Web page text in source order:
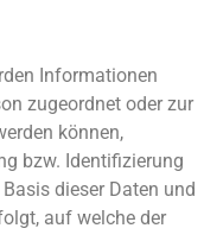
Informationen
zugeordnet oder zur
können,
bzw. Identifizierung
dieser Daten und
auf welche der